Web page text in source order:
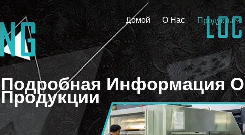
Домой О Нас Продукты
Подробная Информация О
Продукции